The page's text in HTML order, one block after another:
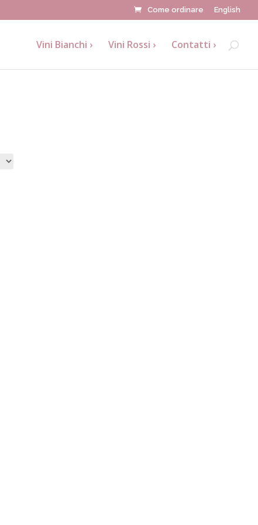
Come ordinare English
Vini Bianchi Vini Rossi Contatti